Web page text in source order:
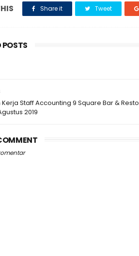
Share it Tweet
POSTS
Staff Accounting 9 Square Bar & Resto
2019